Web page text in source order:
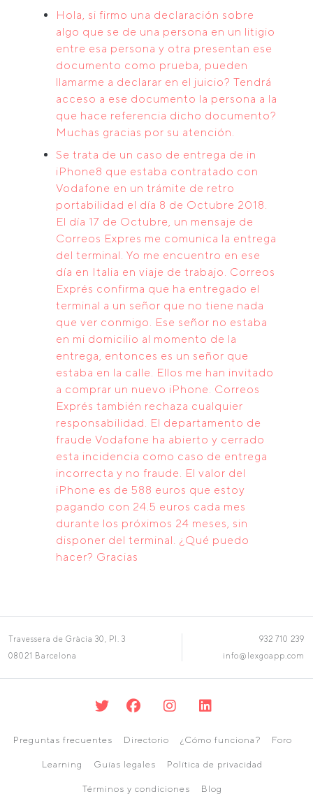
Hola, si firmo una declaración sobre
algo que se de una persona en un litigio
entre esa persona y otra presentan ese
documento como prueba, pueden
llamarme a declarar en el juicio? Tendrá
acceso a ese documento la persona a la
que hace referencia dicho documento?
Muchas gracias por su atención.
Se trata de un caso de entrega de in
iPhone8 que estaba contratado con
Vodafone en un trámite de retro
portabilidad el día 8 de Octubre 2018.
El día 17 de Octubre, un mensaje de
Correos Expres me comunica la entrega
del terminal. Yo me encuentro en ese
día en Italia en viaje de trabajo. Correos
Exprés confirma que ha entregado el
terminal a un señor que no tiene nada
que ver conmigo. Ese señor no estaba
en mi domicilio al momento de la
entrega, entonces es un señor que
estaba en la calle. Ellos me han invitado
a comprar un nuevo iPhone. Correos
Exprés también rechaza cualquier
responsabilidad. El departamento de
fraude Vodafone ha abierto y cerrado
esta incidencia como caso de entrega
incorrecta y no fraude. El valor del
iPhone es de 588 euros que estoy
pagando con 24.5 euros cada mes
durante los próximos 24 meses, sin
disponer del terminal. ¿Qué puedo
hacer? Gracias
Travessera de Gràcia 30, Pl. 3
08021 Barcelona
932 710 239
info@lexgoapp.com
Preguntas frecuentes Directorio ¿Cómo funciona? Foro
Learning Guías legales Política de privacidad
Términos y condiciones Blog